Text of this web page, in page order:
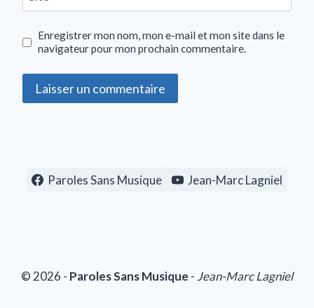
Enregistrer mon nom, mon e-mail et mon site dans le
navigateur pour mon prochain commentaire.
Paroles Sans Musique Jean-Marc Lagniel
© 2026 - Paroles Sans Musique - Jean-Marc Lagniel